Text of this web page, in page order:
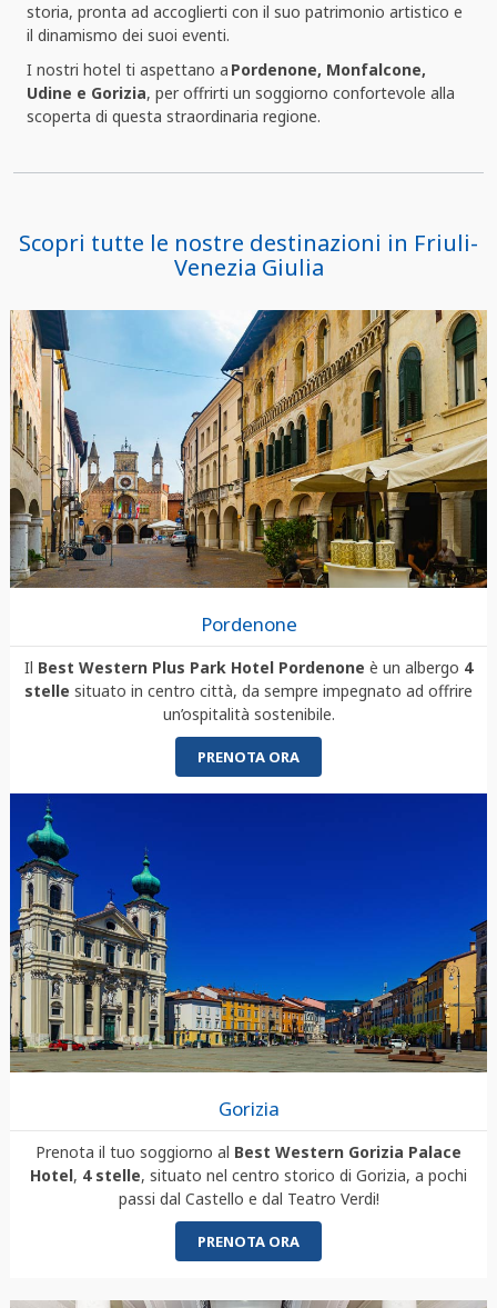
storia, pronta ad accoglierti con il suo patrimonio artistico e
il dinamismo dei suoi eventi.
I nostri hotel ti aspettano a Pordenone, Monfalcone,
Udine e Gorizia, per offrirti un soggiorno confortevole alla
scoperta di questa straordinaria regione.
Scopri tutte le nostre destinazioni in Friuli-
Venezia Giulia
Pordenone
Il Best Western Plus Park Hotel Pordenone è un albergo 4
stelle situato in centro città, da sempre impegnato ad offrire
un’ospitalità sostenibile.
PRENOTA ORA
Gorizia
Prenota il tuo soggiorno al Best Western Gorizia Palace
Hotel, 4 stelle, situato nel centro storico di Gorizia, a pochi
passi dal Castello e dal Teatro Verdi!
PRENOTA ORA